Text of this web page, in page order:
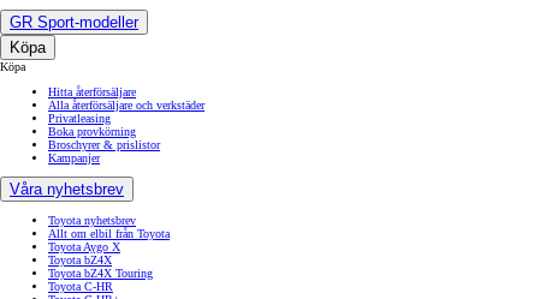
GR Sport-modeller
Köpa
Köpa
Hitta återförsäljare
Alla återförsäljare och verkstäder
Privatleasing
Boka provkörning
Broschyrer & prislistor
Kampanjer
Våra nyhetsbrev
Toyota nyhetsbrev
Allt om elbil från Toyota
Toyota Aygo X
Toyota bZ4X
Toyota bZ4X Touring
Toyota C-HR